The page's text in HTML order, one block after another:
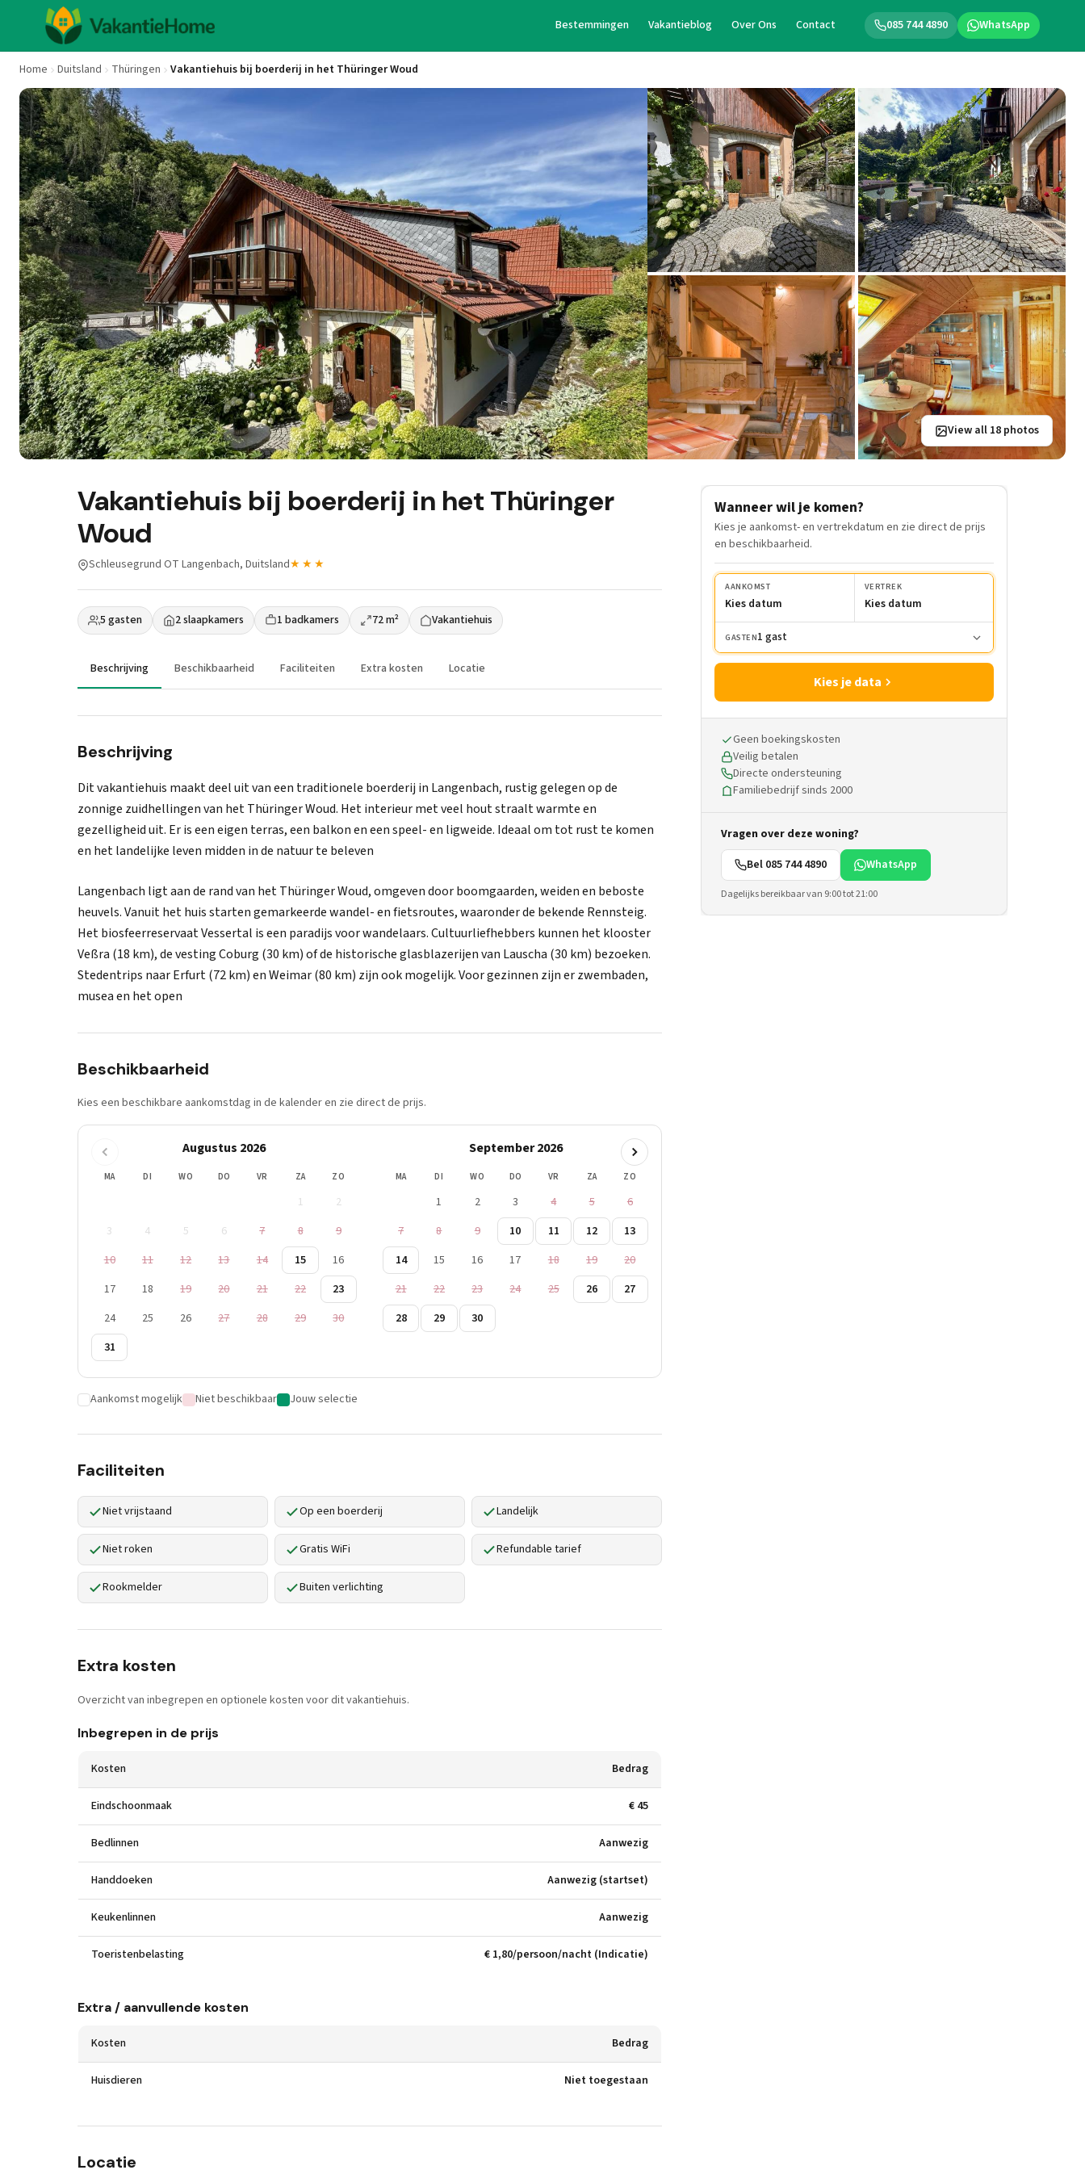
085 744 4890 WhatsApp
Bestemmingen Vakantieblog Over Ons Contact
Home Duitsland Thüringen Vakantiehuis bij boerderij in het Thüringer Woud
View all 18 photos
Vakantiehuis bij boerderij in het Thüringer
Woud
Schleusegrund OT Langenbach, Duitsland★★★
5 gasten 2 slaapkamers 1 badkamers 72 m² Vakantiehuis
Beschrijving Beschikbaarheid Faciliteiten Extra kosten Locatie
Beschrijving
Dit vakantiehuis maakt deel uit van een traditionele boerderij in Langenbach, rustig gelegen op de
zonnige zuidhellingen van het Thüringer Woud. Het interieur met veel hout straalt warmte en
gezelligheid uit. Er is een eigen terras, een balkon en een speel- en ligweide. Ideaal om tot rust te komen
en het landelijke leven midden in de natuur te beleven
Langenbach ligt aan de rand van het Thüringer Woud, omgeven door boomgaarden, weiden en beboste
heuvels. Vanuit het huis starten gemarkeerde wandel- en fietsroutes, waaronder de bekende Rennsteig.
Het biosfeerreservaat Vessertal is een paradijs voor wandelaars. Cultuurliefhebbers kunnen het klooster
Veßra (18 km), de vesting Coburg (30 km) of de historische glasblazerijen van Lauscha (30 km) bezoeken.
Stedentrips naar Erfurt (72 km) en Weimar (80 km) zijn ook mogelijk. Voor gezinnen zijn er zwembaden,
musea en het open
Beschikbaarheid
Kies een beschikbare aankomstdag in de kalender en zie direct de prijs.
Augustus 2026
MA DI WO DO VR ZA ZO
1
2
3
4 5 6 7 8
9
10
11 12 13 14 15
16
17
18 19 20 21 22
23
24
25 26 27 28 29
30
31
September 2026
MA DI WO DO VR ZA ZO
1 2 3 4 5
6
7
8 9 10 11 12
13
14
15 16 17 18 19
20
21
22 23 24 25 26
27
28
29 30
Aankomst mogelijk Niet beschikbaar Jouw selectie
Faciliteiten
Niet vrijstaand Op een boerderij Landelijk
Niet roken Gratis WiFi Refundable tarief
Rookmelder Buiten verlichting
Extra kosten
Overzicht van inbegrepen en optionele kosten voor dit vakantiehuis.
Inbegrepen in de prijs
Kosten Bedrag
Eindschoonmaak € 45
Bedlinnen Aanwezig
Handdoeken Aanwezig (startset)
Keukenlinnen Aanwezig
Toeristenbelasting € 1,80/persoon/nacht (Indicatie)
Extra / aanvullende kosten
Kosten Bedrag
Huisdieren Niet toegestaan
Locatie
Wanneer wil je komen?
Kies je aankomst- en vertrekdatum en zie direct de prijs
en beschikbaarheid.
AANKOMST
Kies datum
VERTREK
Kies datum
GASTEN1 gast
Kies je data
Geen boekingskosten
Veilig betalen
Directe ondersteuning
Familiebedrijf sinds 2000
Vragen over deze woning?
Bel 085 744 4890
WhatsApp
Dagelijks bereikbaar van 9:00 tot 21:00